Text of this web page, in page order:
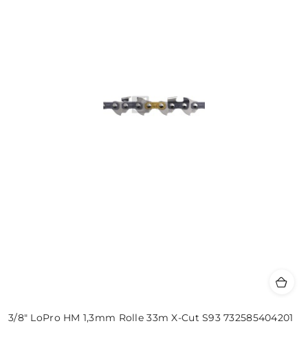
3/8" LoPro HM 1,3mm Rolle 33m X-Cut S93 732585404201